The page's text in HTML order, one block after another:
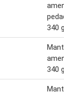
340 g
340 g